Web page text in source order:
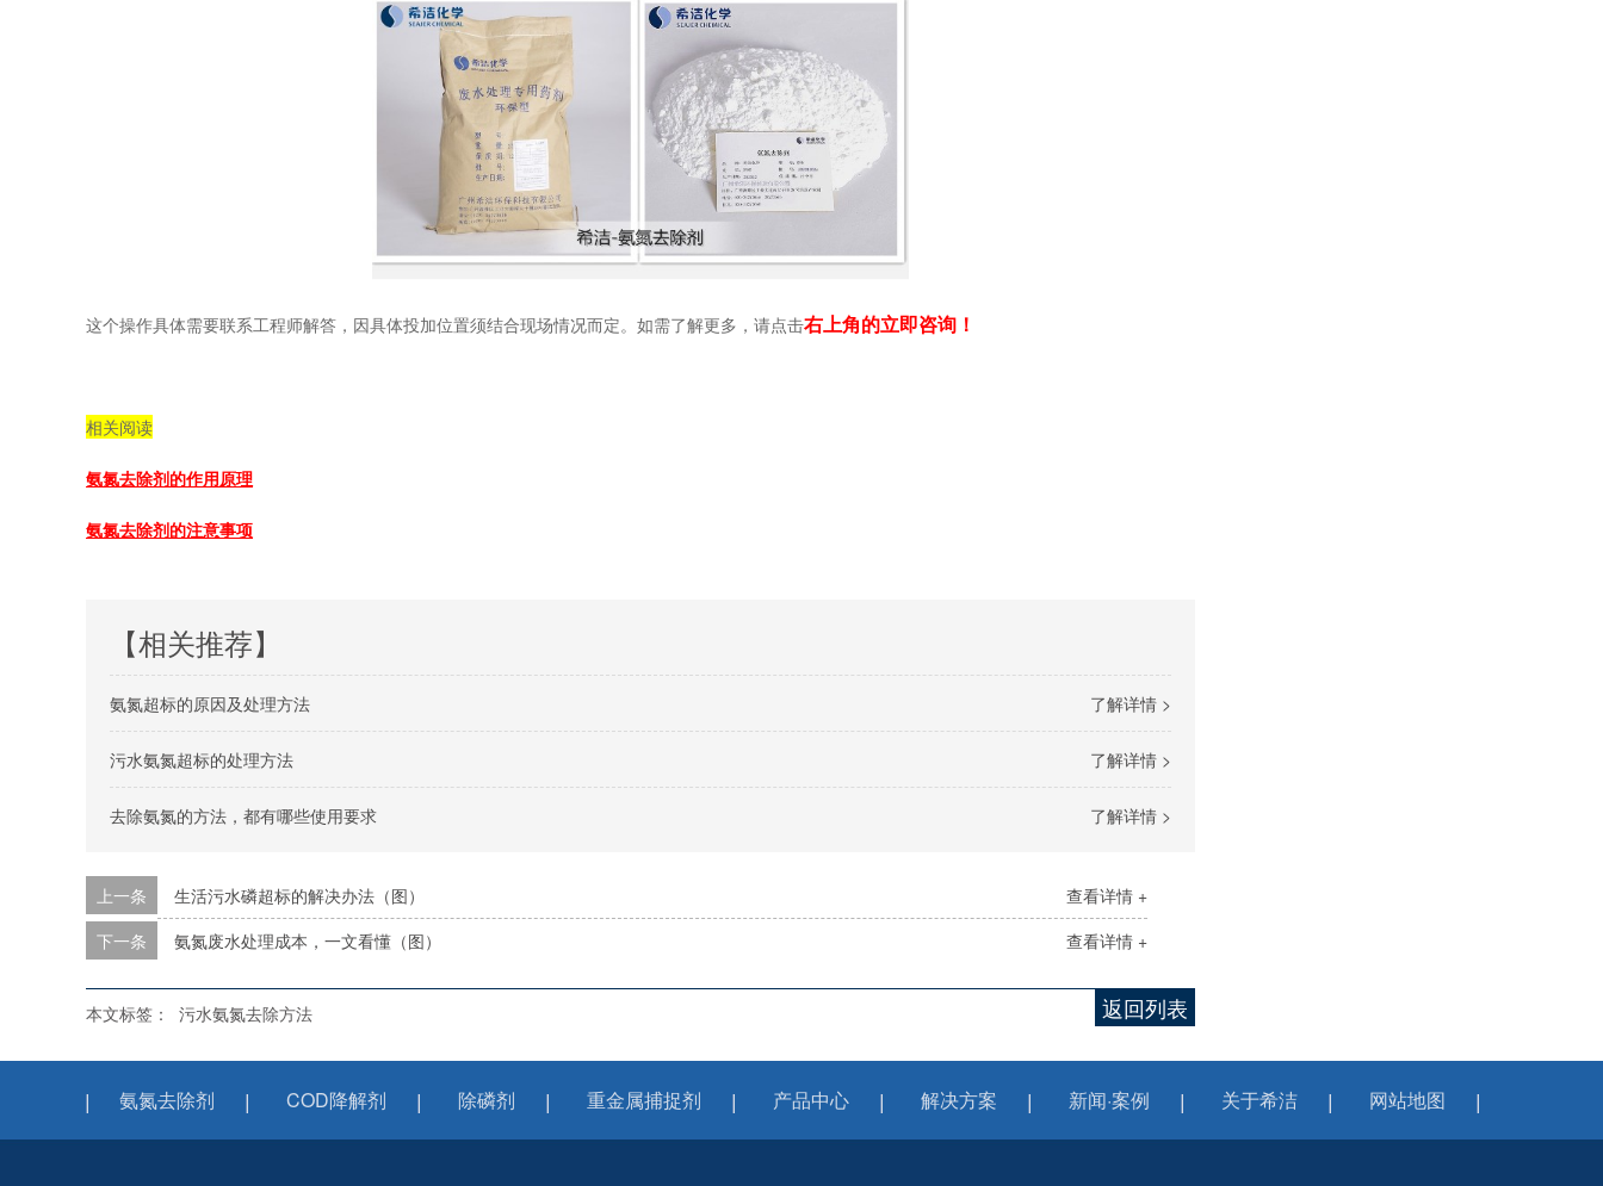
这个操作具体需要联系工程师解答，因具体投加位置须结合现场情况而定。如需了解更多，请点击右上角的立即咨询！
相关阅读
氨氮去除剂的作用原理
氨氮去除剂的注意事项
【相关推荐】
了解详情 >
氨氮超标的原因及处理方法
了解详情 >
污水氨氮超标的处理方法
了解详情 >
去除氨氮的方法，都有哪些使用要求
查看详情 +
上一条
生活污水磷超标的解决办法（图）
查看详情 +
下一条 氨氮废水处理成本，一文看懂（图）
返回列表
本文标签： 污水氨氮去除方法
氨氮去除剂 COD降解剂 除磷剂 重金属捕捉剂 产品中心 解决方案 新闻·案例 关于希洁 网站地图